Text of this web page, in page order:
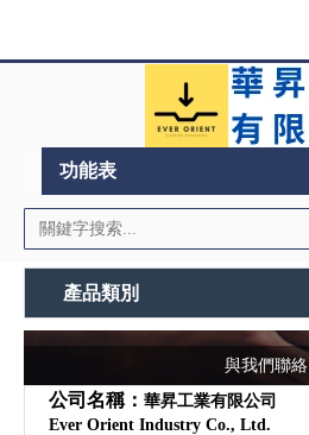
功能表
產品類別
與我們聯絡
公司名稱： 華昇工業有限公司
Ever Orient Industry Co., Ltd.